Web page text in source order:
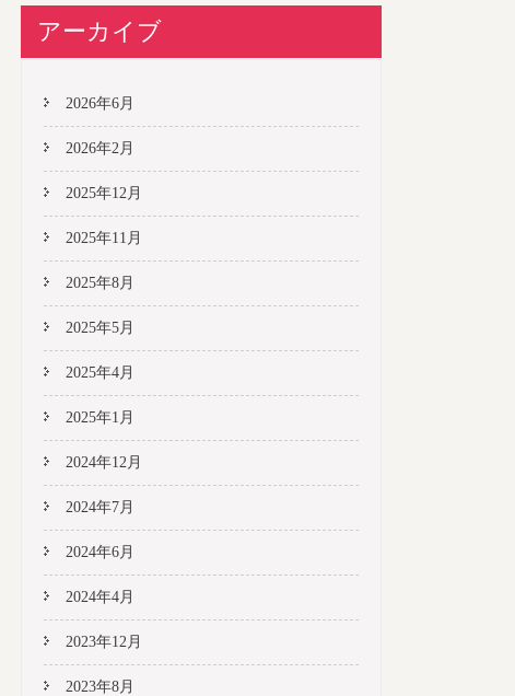
アーカイブ
2026年6月
2026年2月
2025年12月
2025年11月
2025年8月
2025年5月
2025年4月
2025年1月
2024年12月
2024年7月
2024年6月
2024年4月
2023年12月
2023年8月